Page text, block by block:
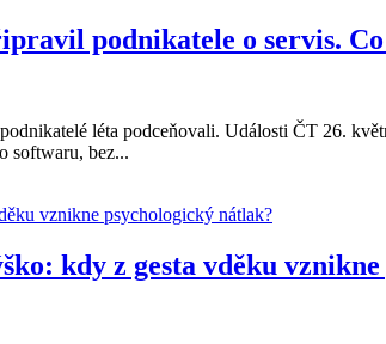
podnikatele o servis.
léta podceňovali. Události ČT 26.
softwaru, bez...
kdy z gesta vděku